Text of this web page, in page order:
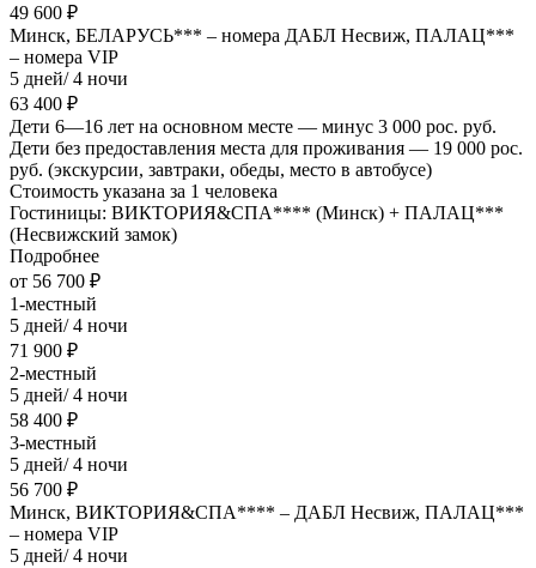
49 600 ₽
Минск, БЕЛАРУСЬ*** – номера ДАБЛ Несвиж, ПАЛАЦ***
– номера VIP
5 дней/ 4 ночи
63 400 ₽
Дети 6—16 лет на основном месте — минус 3 000 рос. руб.
Дети без предоставления места для проживания — 19 000 рос.
руб. (экскурсии, завтраки, обеды, место в автобусе)
Стоимость указана за 1 человека
Гостиницы: ВИКТОРИЯ&СПА**** (Минск) + ПАЛАЦ***
(Несвижский замок)
Подробнее
от 56 700 ₽
1-местный
5 дней/ 4 ночи
71 900 ₽
2-местный
5 дней/ 4 ночи
58 400 ₽
3-местный
5 дней/ 4 ночи
56 700 ₽
Минск, ВИКТОРИЯ&СПА**** – ДАБЛ Несвиж, ПАЛАЦ***
– номера VIP
5 дней/ 4 ночи